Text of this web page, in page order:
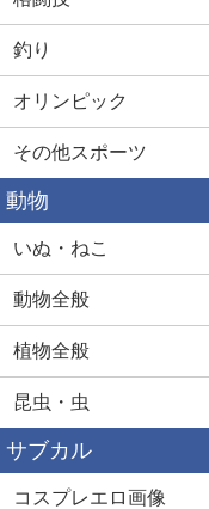
釣り
オリンピック
その他スポーツ
動物
いぬ・ねこ
動物全般
植物全般
昆虫・虫
サブカル
コスプレエロ画像